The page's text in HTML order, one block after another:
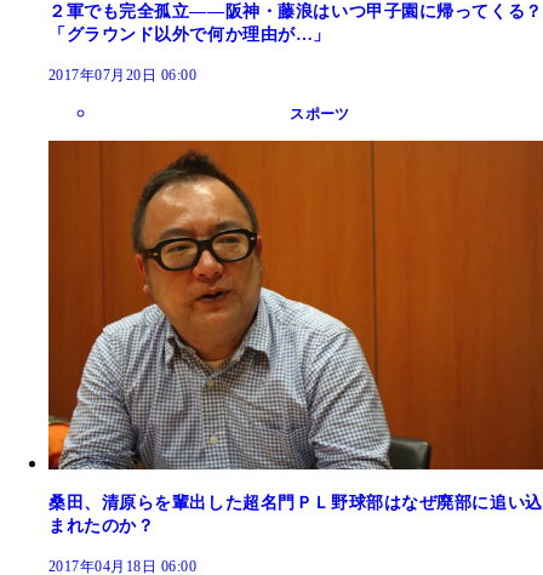
２軍でも完全孤立――阪神・藤浪はいつ甲子園に帰ってくる？
「グラウンド以外で何か理由が…」
2017年07月20日 06:00
スポーツ
桑田、清原らを輩出した超名門ＰＬ野球部はなぜ廃部に追い込
まれたのか？
2017年04月18日 06:00